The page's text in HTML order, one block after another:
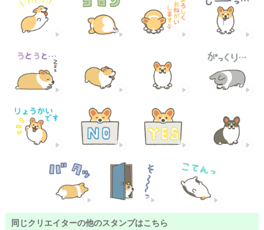
同じクリエイターの他のスタンプはこちら